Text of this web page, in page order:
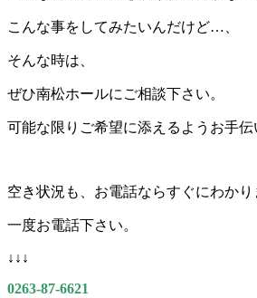
こんな事をしてみたいんだけど…、
そんな時は、
ぜひ南松ホールにご相談下さい。
可能な限りご希望に添えるようお手伝
空き状況も、お電話ならすぐにわかり
一度お電話下さい。
↓↓↓
0263-87-6621